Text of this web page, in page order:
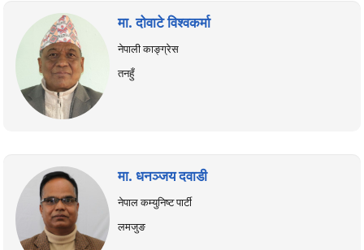
मा. दोवाटे विश्वकर्मा
नेपाली काङ्ग्रेस
तनहुँ
मा. धनञ्जय दवाडी
नेपाल कम्युनिष्ट पार्टी
लमजुङ